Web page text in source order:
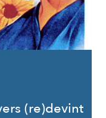
(re)devint